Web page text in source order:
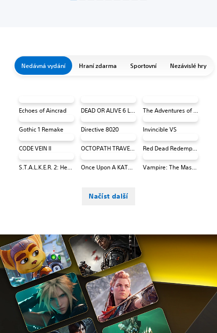
Nedávná vydání Hraní zdarma Sportovní Nezávislé hry
Echoes of Aincrad DEAD OR ALIVE 6 Last Round Core Fighters The Adventures of Elliot: The Millennium Tales
Gothic 1 Remake Directive 8020 Invincible VS
CODE VEIN II OCTOPATH TRAVELER 0 PS4 & PS5 Red Dead Redemption (PS4 & PS5)
S.T.A.L.K.E.R. 2: Heart of Chornobyl Once Upon A KATAMARI Vampire: The Masquerade® - Bloodlines™ 2
Načíst další